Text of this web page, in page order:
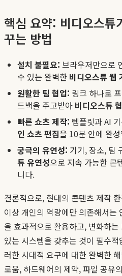
핵심 요약: 비디오스튜
꾸는 방법
설치 불필요: 브라우저만으로
수 있는 완벽한 비디오스튜 웹
원활한 팀 협업: 링크 하나로
드백을 주고받아 비디오스튜
빠른 쇼츠 제작: 템플릿과 AI
인 쇼츠 편집을 10분 안에 완
궁극의 유연성: 기기, 장소, 팀
튜 유연성으로 지속 가능한 콘
니다.
결론적으로, 현대의 콘텐츠 제작
이상 개인의 역량에만 의존해서는
을 효과적으로 활용하고, 변화하
있는 시스템을 갖추는 것이 필수
러한 시대적 요구에 대한 완벽한
로움, 하드웨어의 제약, 파일 공유